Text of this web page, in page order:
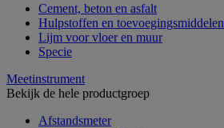
Cement, beton en asfalt
Hulpstoffen en toevoegingsmiddelen
Lijm voor vloer en muur
Specie
Meetinstrument
Bekijk de hele productgroep
Afstandsmeter